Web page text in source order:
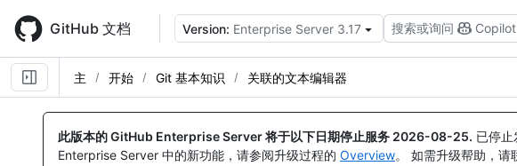
main
content
GitHub 文档 Version: Enterprise Server 3.17 搜索或询问 Copilot
主 开始 Git 基本知识 关联的文本编辑器
此版本的 GitHub Enterprise Server 将于以下日期停止服务 2026-08-25. 已停
Enterprise Server 中的新功能，请参阅升级过程的 Overview。 如需升级帮助，请